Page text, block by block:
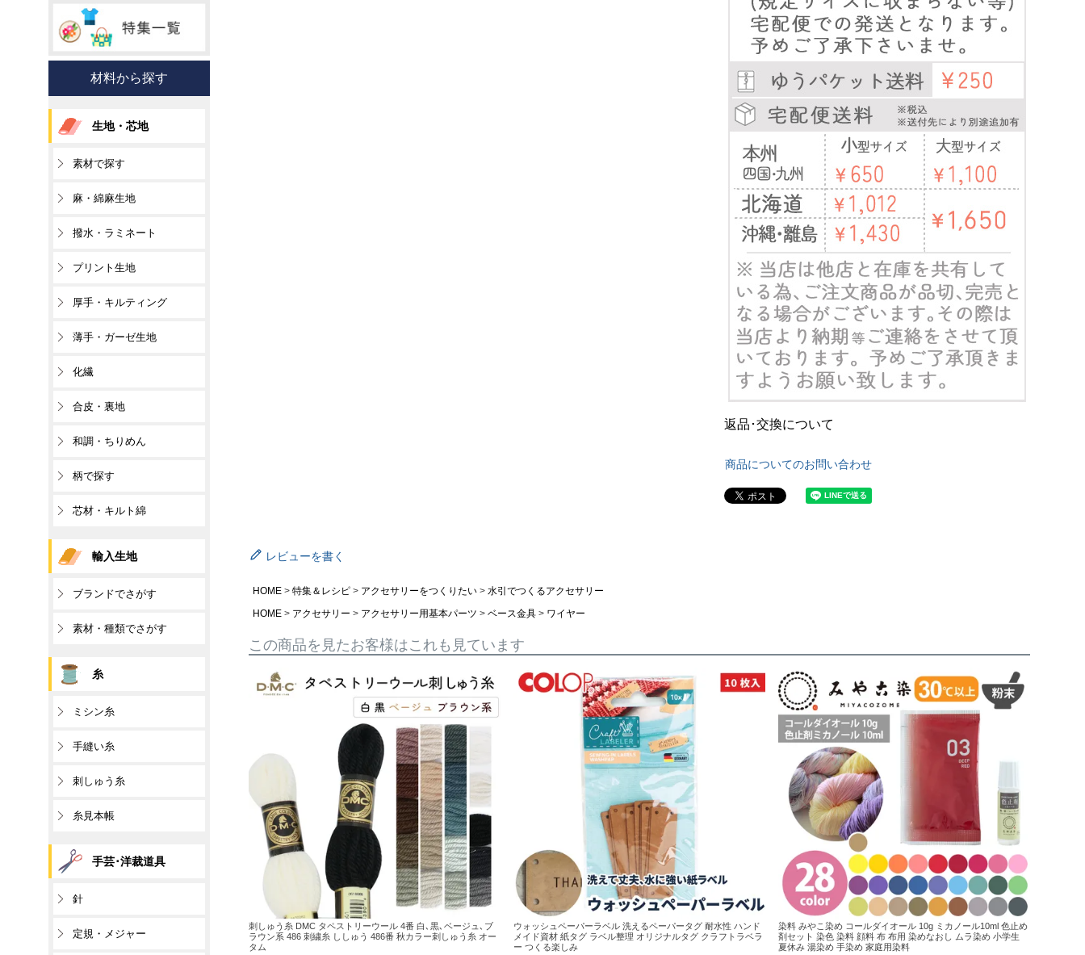
返品･交換について
商品についてのお問い合わせ
レビューを書く
HOME 特集＆レシピ アクセサリーをつくりたい
水引でつくるアクセサリー
HOME
アクセサリー アクセサリー用基本パーツ ベース金具 ワイヤー
この商品を見たお客様はこれも見ています
刺しゅう糸 DMC タペストリーウール 4番 白､黒､ベージュ､ブ
ラウン系 486 刺繍糸 ししゅう 486番 秋カラー刺しゅう糸 オー
タム
ウォッシュペーパーラベル 洗えるペーパータグ 耐水性 ハンド
メイド資材 紙タグ ラベル整理 オリジナルタグ クラフトラベラ
ー つくる楽しみ
染料 みやこ染め コールダイオール 10g ミカノール10ml 色止め
剤セット 染色 染料 顔料 布 布用 染めなおし ムラ染め 小学生
夏休み 湯染め 手染め 家庭用染料
材料から探す
生地・芯地
素材で探す
麻・綿麻生地
撥水・ラミネート
プリント生地
厚手・キルティング
薄手・ガーゼ生地
化繊
合皮・裏地
和調・ちりめん
柄で探す
芯材・キルト綿
輸入生地
ブランドでさがす
素材・種類でさがす
糸
ミシン糸
手縫い糸
刺しゅう糸
糸見本帳
手芸･洋裁道具
針
定規・メジャー